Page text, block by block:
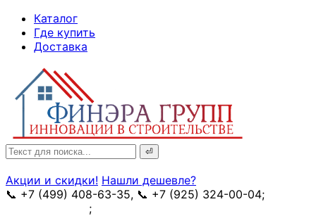
Skip
Content
Каталог
Где купить
Доставка
Search
for:
Акции и скидки! Нашли дешевле?
📞 +7 (499) 408-63-35, 📞 +7 (925) 324-00-04;
;